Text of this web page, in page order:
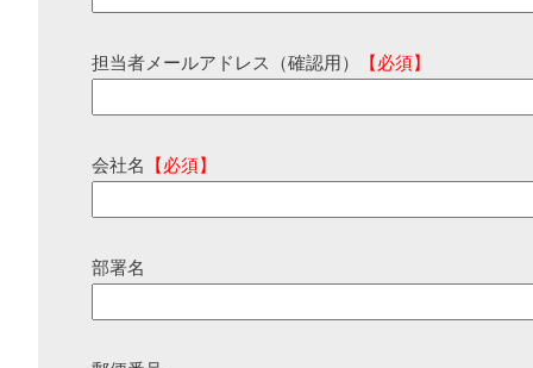
担当者メールアドレス（確認用） 【必須】
会社名 【必須】
部署名